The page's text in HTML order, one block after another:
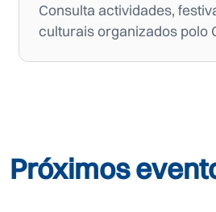
Consulta actividades,
culturais organizados polo
Próximos